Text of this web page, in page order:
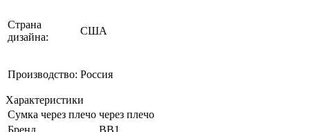
Страна
дизайна:
США
Производство: Россия
Характеристики
Сумка через плечо через плечо
Бренд
BB1